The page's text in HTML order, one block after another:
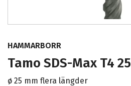
HAMMARBORR
Tamo SDS-Max T4 25
ø 25 mm flera längder